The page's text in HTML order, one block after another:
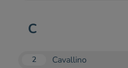
C
2 Cavallino